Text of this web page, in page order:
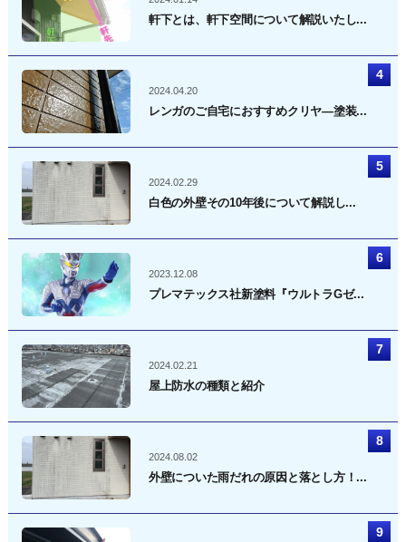
軒下とは、軒下空間について解説いたし...
2024.04.20
レンガのご自宅におすすめクリヤ―塗装...
2024.02.29
白色の外壁その10年後について解説し...
2023.12.08
プレマテックス社新塗料『ウルトラGゼ...
2024.02.21
屋上防水の種類と紹介
2024.08.02
外壁についた雨だれの原因と落とし方！...